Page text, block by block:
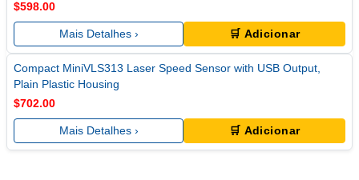
$598.00
Mais Detalhes › 🛒 Adicionar
Compact MiniVLS313 Laser Speed Sensor with USB Output,
Plain Plastic Housing
$702.00
Mais Detalhes › 🛒 Adicionar